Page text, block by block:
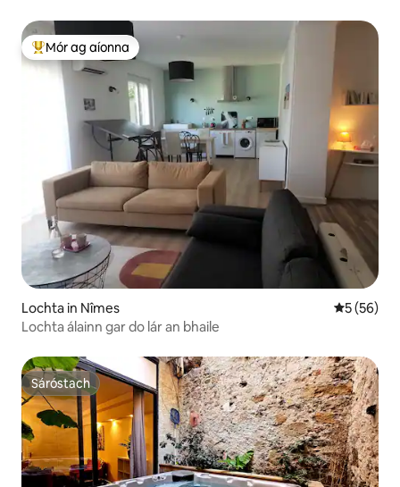
An-mhór ag aíonna
Mór ag aíonna
Lochta in Nîmes
5 (56)
Lochta álainn gar do lár an bhaile
Sáróstach
Sáróstach